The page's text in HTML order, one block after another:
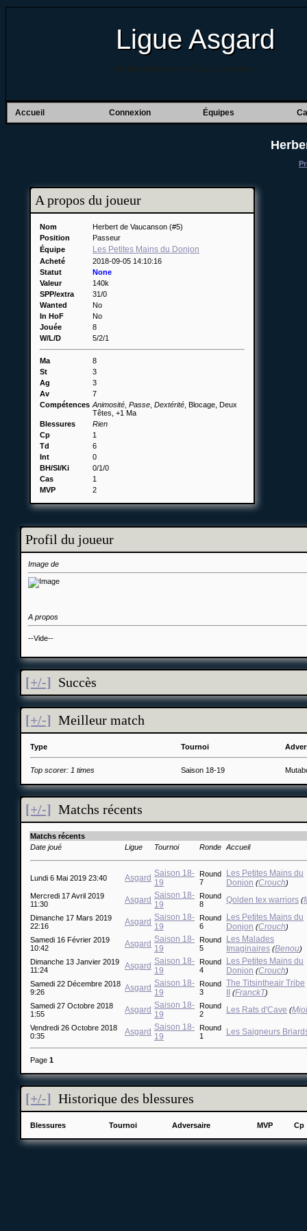
Ligue Asgard
Du BloodBowl pour les Coachs pas frileux !
Accueil Connexion Équipes
A propos du joueur
Nom
Herbert de Vaucanson (#5)
Position
Passeur
Équipe
Les Petites Mains du Donjon
Acheté
2018-09-05 14:10:16
Statut
None
Valeur
140k
SPP/extra
31/0
Wanted
No
In HoF
No
Jouée
8
W/L/D
5/2/1
Ma
8
St
3
Ag
3
Av
7
Compétences Animosité Passe Dextérité , Blocage, Deux
Têtes, +1 Ma
Blessures
Rien
Cp
1
Td
6
Int
0
BH/SI/Ki
0/1/0
Cas
1
MVP
2
Profil du joueur
Image de
A propos
--Vide--
[+/-] Succès
[+/-] Meilleur match
Type Tournoi
Top scorer: 1 times Saison 18-19
[+/-] Matchs récents
Matchs récents
Date joué
Ligue Tournoi Ronde Accueil
Lundi 6 Mai 2019 23:40 Asgard Saison 18-
19
Round
7
Les Petites Mains du
Donjon (Crouch)
Mercredi 17 Avril 2019
11:30
Asgard Saison 18-
19
Round
8
Qolden tex warriors (
Dimanche 17 Mars 2019
22:16
Asgard Saison 18-
19
Round
6
Les Petites Mains du
Donjon (Crouch)
Samedi 16 Février 2019
10:42
Asgard Saison 18-
19
Round
5
Les Malades
Imaginaires (Benou)
Dimanche 13 Janvier 2019
11:24
Asgard Saison 18-
19
Round
4
Les Petites Mains du
Donjon (Crouch)
Samedi 22 Décembre 2018
9:26
Asgard Saison 18-
19
Round
3
The Titsintheair Tribe
II (FranckT)
Samedi 27 Octobre 2018
1:55
Asgard Saison 18-
19
Round
2
Les Rats d'Cave (
Vendredi 26 Octobre 2018
0:35
Asgard Saison 18-
19
Round
1
Les Saigneurs
Page 1
[+/-] Historique des blessures
Blessures Tournoi Adversaire MVP Cp